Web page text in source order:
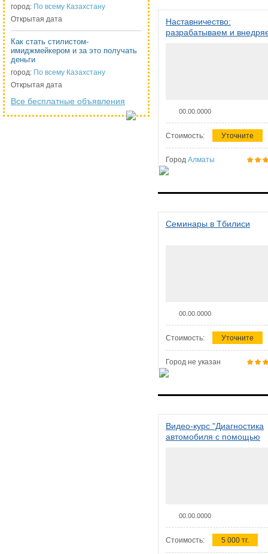
город: По всему Казахстану
Открытая дата
Как стать стилистом-
имиджмейкером и за это получать
деньги
город: По всему Казахстану
Открытая дата
Все бесплатные объявления
Наставничество:
разрабатываем и
00.00.0000
Стоимость: Уточните
Город Алматы
Семинары в Тбилиси
00.00.0000
Стоимость: Уточните
Город не указан
Видео-курс "Диагностика
автомобиля с помощью
00.00.0000
Стоимость: 5 000 тг.